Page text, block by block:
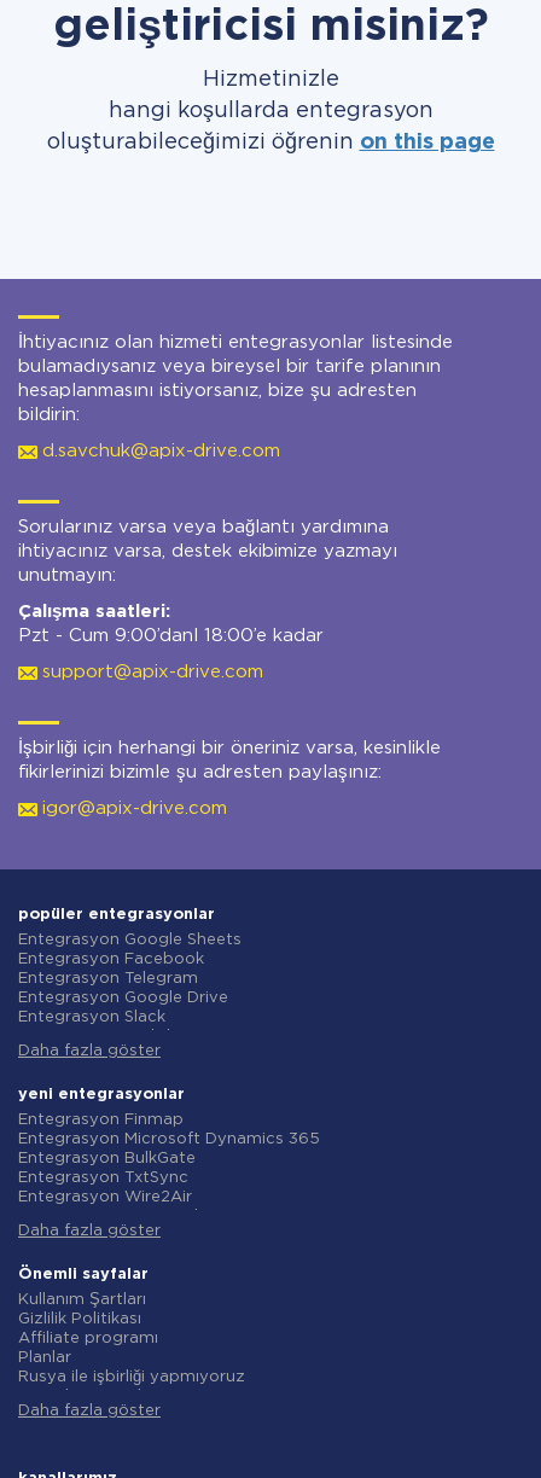
geliştiricisi misiniz?
Hizmetinizle
hangi koşullarda entegrasyon
oluşturabileceğimizi öğrenin on this page
İhtiyacınız olan hizmeti entegrasyonlar listesinde
bulamadıysanız veya bireysel bir tarife planının
hesaplanmasını istiyorsanız, bize şu adresten
bildirin:
d.savchuk@apix-drive.com
Sorularınız varsa veya bağlantı yardımına
ihtiyacınız varsa, destek ekibimize yazmayı
unutmayın:
Çalışma saatleri:
Pzt - Cum 9:00’danl 18:00’e kadar
support@apix-drive.com
İşbirliği için herhangi bir öneriniz varsa, kesinlikle
fikirlerinizi bizimle şu adresten paylaşınız:
igor@apix-drive.com
popüler entegrasyonlar
Entegrasyon Google Sheets
Entegrasyon Facebook
Entegrasyon Telegram
Entegrasyon Google Drive
Entegrasyon Slack
Entegrasyon Gmail
Entegrasyon ClickUp
Entegrasyon Airtable
Entegrasyon Google Contacts
Entegrasyon OpenAI (ChatGPT)
Entegrasyon Instagram
Entegrasyon ActiveCampaign
Entegrasyon Typeform
Entegrasyon Salesforce CRM
Entegrasyon Notion
Entegrasyon AWeber
Entegrasyon Asana
Entegrasyon ZOHO CRM
Entegrasyon Webhooks
Entegrasyon GetResponse
Entegrasyon WooCommerce
Daha fazla göster
yeni entegrasyonlar
Entegrasyon Finmap
Entegrasyon Microsoft Dynamics 365
Entegrasyon BulkGate
Entegrasyon TxtSync
Entegrasyon Wire2Air
Entegrasyon Infobip
Entegrasyon AtomPark
Entegrasyon TXTImpact
Entegrasyon Campaign Monitor
Entegrasyon CM.com
Entegrasyon D7 Networks
Entegrasyon SMS.to
Entegrasyon SMSGlobal
Entegrasyon Textlocal
Daha fazla göster
Önemli sayfalar
Kullanım Şartları
Gizlilik Politikası
Affiliate programı
Planlar
Rusya ile işbirliği yapmıyoruz
iade politikasi
Hakkında
Daha fazla göster